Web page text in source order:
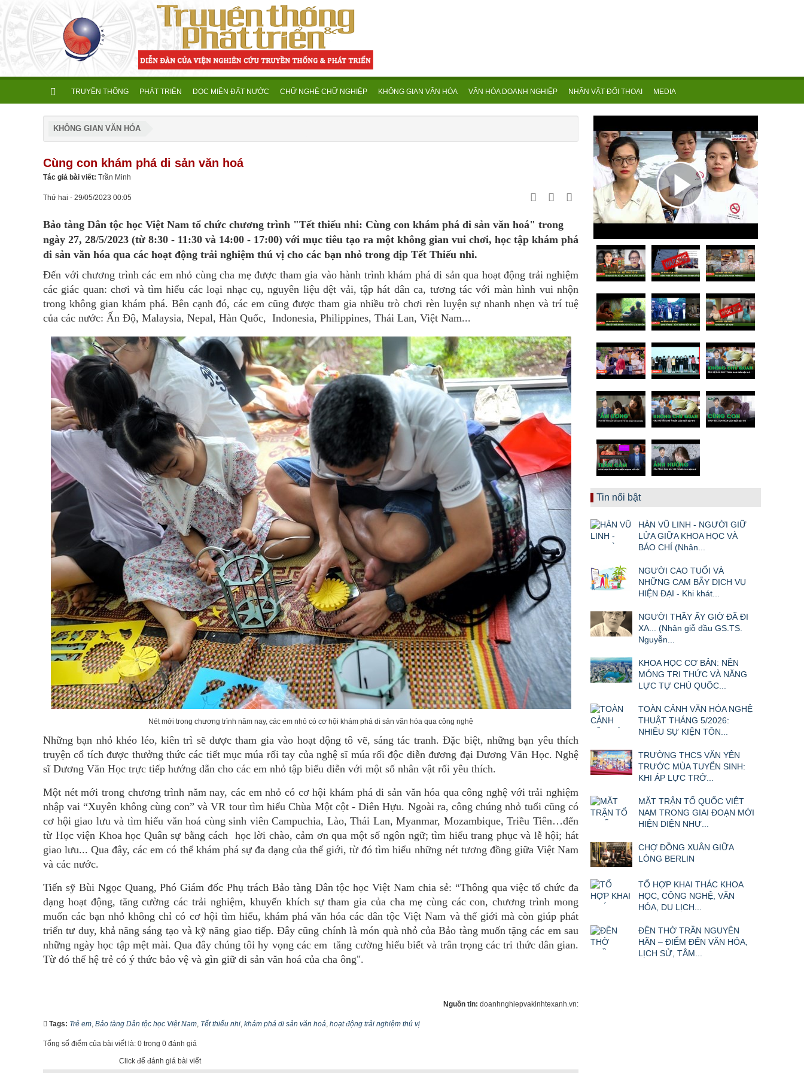
TRUYỀN THỐNG PHÁT TRIỂN DỌC MIỀN ĐẤT NƯỚC CHỮ NGHỀ CHỮ NGHIỆP KHÔNG GIAN VĂN HÓA VĂN HÓA DOANH NGHIỆP NHÂN VẬT ĐỐI THOẠI MEDIA
KHÔNG GIAN VĂN HÓA
Cùng con khám phá di sản văn hoá
Tác giả bài viết: Trần Minh
Thứ hai - 29/05/2023 00:05
Bảo tàng Dân tộc học Việt Nam tổ chức chương trình "Tết thiếu nhi: Cùng con khám phá di sản văn hoá" trong
ngày 27, 28/5/2023 (từ 8:30 - 11:30 và 14:00 - 17:00) với mục tiêu tạo ra một không gian vui chơi, học tập khám phá
di sản văn hóa qua các hoạt động trải nghiệm thú vị cho các bạn nhỏ trong dịp Tết Thiếu nhi.
Đến với chương trình các em nhỏ cùng cha mẹ được tham gia vào hành trình khám phá di sản qua hoạt động trải nghiệm
các giác quan: chơi và tìm hiểu các loại nhạc cụ, nguyên liệu dệt vải, tập hát dân ca, tương tác với màn hình vui nhộn
trong không gian khám phá. Bên cạnh đó, các em cũng được tham gia nhiều trò chơi rèn luyện sự nhanh nhẹn và trí tuệ
của các nước: Ấn Độ, Malaysia, Nepal, Hàn Quốc, Indonesia, Philippines, Thái Lan, Việt Nam...
Nét mới trong chương trình năm nay, các em nhỏ có cơ hội khám phá di sản văn hóa qua công nghệ
Những bạn nhỏ khéo léo, kiên trì sẽ được tham gia vào hoạt động tô vẽ, sáng tác tranh. Đặc biệt, những bạn yêu thích
truyện cổ tích được thưởng thức các tiết mục múa rối tay của nghệ sĩ múa rối độc diễn đương đại Dương Văn Học. Nghệ
sĩ Dương Văn Học trực tiếp hướng dẫn cho các em nhỏ tập biểu diễn với một số nhân vật rối yêu thích.
Một nét mới trong chương trình năm nay, các em nhỏ có cơ hội khám phá di sản văn hóa qua công nghệ với trải nghiệm
nhập vai “Xuyên không cùng con” và VR tour tìm hiểu Chùa Một cột - Diên Hựu. Ngoài ra, công chúng nhỏ tuổi cũng có
cơ hội giao lưu và tìm hiểu văn hoá cùng sinh viên Campuchia, Lào, Thái Lan, Myanmar, Mozambique, Triều Tiên…đến
từ Học viện Khoa học Quân sự bằng cách học lời chào, cảm ơn qua một số ngôn ngữ; tìm hiểu trang phục và lễ hội; hát
giao lưu... Qua đây, các em có thể khám phá sự đa dạng của thế giới, từ đó tìm hiểu những nét tương đồng giữa Việt Nam
và các nước.
Tiến sỹ Bùi Ngọc Quang, Phó Giám đốc Phụ trách Bảo tàng Dân tộc học Việt Nam chia sẻ: “Thông qua việc tổ chức đa
dạng hoạt động, tăng cường các trải nghiệm, khuyến khích sự tham gia của cha mẹ cùng các con, chương trình mong
muốn các bạn nhỏ không chỉ có cơ hội tìm hiểu, khám phá văn hóa các dân tộc Việt Nam và thế giới mà còn giúp phát
triển tư duy, khả năng sáng tạo và kỹ năng giao tiếp. Đây cũng chính là món quà nhỏ của Bảo tàng muốn tặng các em sau
những ngày học tập mệt mài. Qua đây chúng tôi hy vọng các em tăng cường hiểu biết và trân trọng các tri thức dân gian.
Từ đó thế hệ trẻ có ý thức bảo vệ và gìn giữ di sản văn hoá của cha ông".
Nguồn tin: doanhnghiepvakinhtexanh.vn:
Tags: Trẻ em, Bảo tàng Dân tộc học Việt Nam, Tết thiếu nhi, khám phá di sản văn hoá, hoạt động trải nghiệm thú vị
Tổng số điểm của bài viết là: 0 trong 0 đánh giá
Click để đánh giá bài viết
Tin nổi bật
HÀN VŨ LINH - NGƯỜI GIỮ
LỬA GIỮA KHOA HỌC VÀ
BÁO CHÍ (Nhân...
NGƯỜI CAO TUỔI VÀ
NHỮNG CẠM BẪY DỊCH VỤ
HIỆN ĐẠI - Khi khát...
NGƯỜI THẦY ẤY GIỜ ĐÃ ĐI
XA... (Nhân giỗ đầu GS.TS.
Nguyễn...
KHOA HỌC CƠ BẢN: NỀN
MÓNG TRI THỨC VÀ NĂNG
LỰC TỰ CHỦ QUỐC...
TOÀN CẢNH VĂN HÓA NGHỆ
THUẬT THÁNG 5/2026:
NHIỀU SỰ KIỆN TÔN...
TRƯỜNG THCS VĂN YÊN
TRƯỚC MÙA TUYỂN SINH:
KHI ÁP LỰC TRỞ...
MẶT TRẬN TỔ QUỐC VIỆT
NAM TRONG GIAI ĐOẠN MỚI
HIỆN DIỆN NHƯ...
CHỢ ĐỒNG XUÂN GIỮA
LÒNG BERLIN
TỔ HỢP KHAI THÁC KHOA
HỌC, CÔNG NGHỆ, VĂN
HÓA, DU LỊCH...
ĐỀN THỜ TRẦN NGUYÊN
HÃN – ĐIỂM ĐẾN VĂN HÓA,
LỊCH SỬ, TÂM...